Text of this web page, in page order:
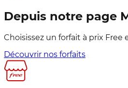
Depuis notre page
Choisissez un forfait à prix
Découvrir nos forfaits